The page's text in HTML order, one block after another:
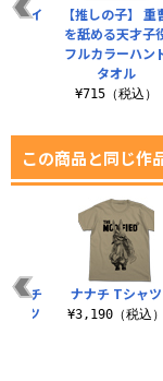
ン イ
【推しの子】 重
を舐める天才子
フルカラーハン
タオル
¥715（税込）
この商品と同じ作
ナチ
ャツ
ナナチ Tシャツ
¥3,190（税込）